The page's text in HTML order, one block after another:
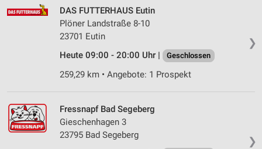
❯
DAS FUTTERHAUS Eutin
Plöner Landstraße 8-10
23701 Eutin
Heute 09:00 - 20:00 Uhr |
Geschlossen
259,29 km • Angebote: 1 Prospekt
❯
Fressnapf Bad Segeberg
Gieschenhagen 3
23795 Bad Segeberg
Erstellung von Profilen zur Personalisierung
von Inhalten
personalisierter Inhalte
Messung der Werbeleistung
Messung der Performance von Inhalten
Analyse von Zielgruppen durch Statistiken oder
Kombinationen von Daten aus verschiedenen